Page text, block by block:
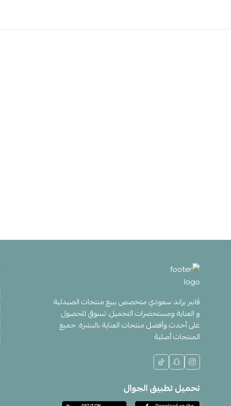
ڤانير براند سعودي متخصص ببيع منتجات الصيدلية
و العناية ومستحضرات التجميل. تسوقي للحصول
على أحدث وأفضل منتجات العناية بالبشرة. جميع
المنتجات أصلية
تحميل تطبيق الجوال